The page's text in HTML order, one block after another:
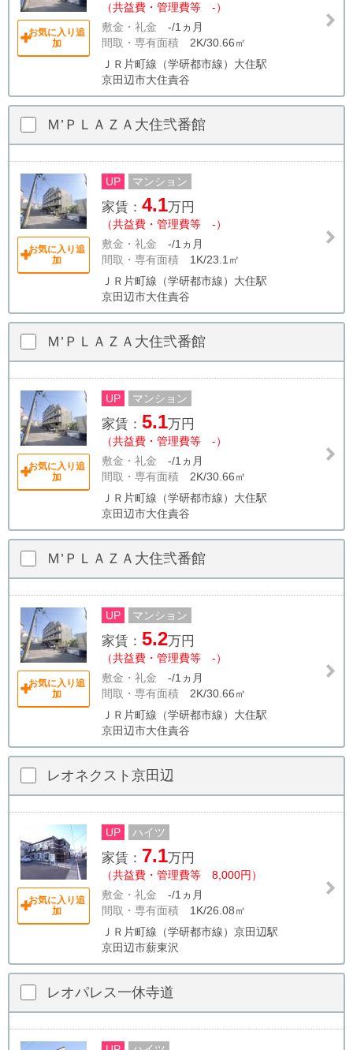
お気に入り追
加
（共益費・管理費等 -）
敷金・礼金 -/1ヵ月
間取・専有面積 2K/30.66㎡
ＪＲ片町線（学研都市線）大住駅
京田辺市大住責谷
Ｍ’ＰＬＡＺＡ大住弐番館
お気に入り追
加
UP マンション
家賃： 4.1万円
（共益費・管理費等 -）
敷金・礼金 -/1ヵ月
間取・専有面積 1K/23.1㎡
ＪＲ片町線（学研都市線）大住駅
京田辺市大住責谷
Ｍ’ＰＬＡＺＡ大住弐番館
お気に入り追
加
UP マンション
家賃： 5.1万円
（共益費・管理費等 -）
敷金・礼金 -/1ヵ月
間取・専有面積 2K/30.66㎡
ＪＲ片町線（学研都市線）大住駅
京田辺市大住責谷
Ｍ’ＰＬＡＺＡ大住弐番館
お気に入り追
加
UP マンション
家賃： 5.2万円
（共益費・管理費等 -）
敷金・礼金 -/1ヵ月
間取・専有面積 2K/30.66㎡
ＪＲ片町線（学研都市線）大住駅
京田辺市大住責谷
レオネクスト京田辺
お気に入り追
加
UP ハイツ
家賃： 7.1万円
（共益費・管理費等 8,000円）
敷金・礼金 -/1ヵ月
間取・専有面積 1K/26.08㎡
ＪＲ片町線（学研都市線）京田辺駅
京田辺市薪東沢
レオパレス一休寺道